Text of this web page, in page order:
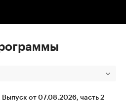
от 07.08.2026, часть 2